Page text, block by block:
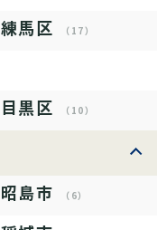
練馬区 （17）
目黒区 （10）
昭島市 （6）